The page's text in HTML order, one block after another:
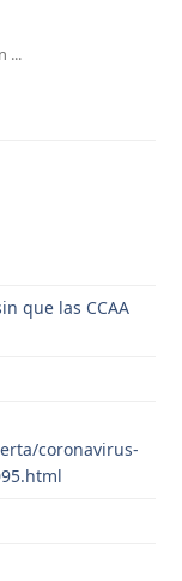
...
que las CCAA
coronavirus-